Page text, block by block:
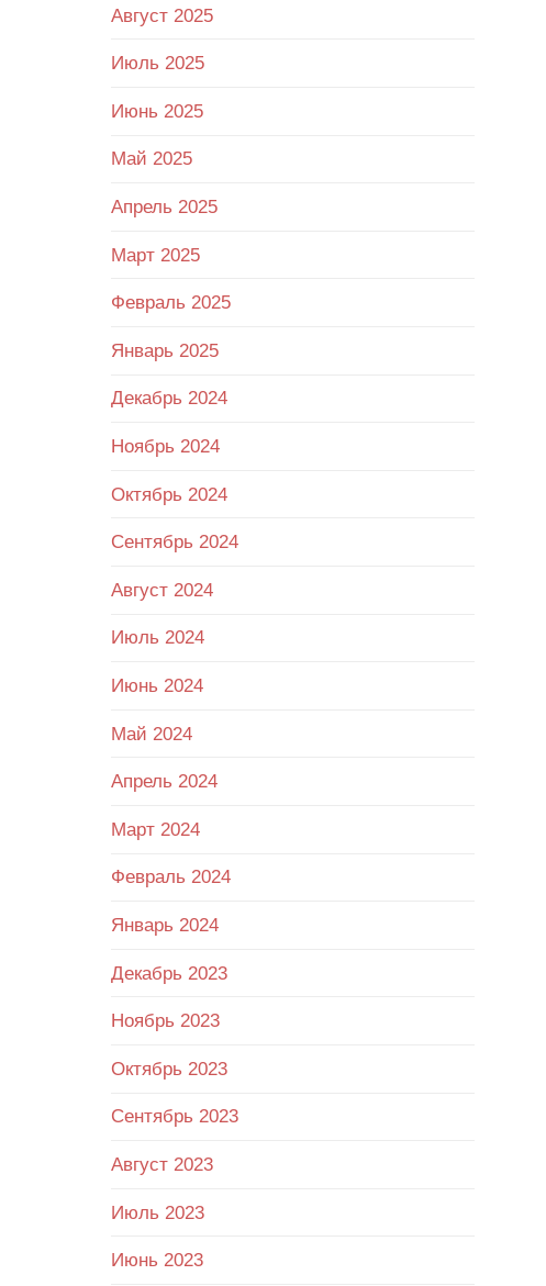
Август 2025
Июль 2025
Июнь 2025
Май 2025
Апрель 2025
Март 2025
Февраль 2025
Январь 2025
Декабрь 2024
Ноябрь 2024
Октябрь 2024
Сентябрь 2024
Август 2024
Июль 2024
Июнь 2024
Май 2024
Апрель 2024
Март 2024
Февраль 2024
Январь 2024
Декабрь 2023
Ноябрь 2023
Октябрь 2023
Сентябрь 2023
Август 2023
Июль 2023
Июнь 2023